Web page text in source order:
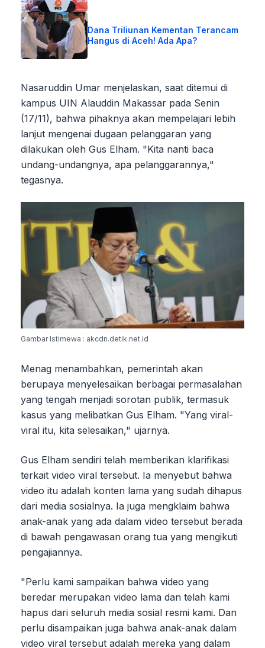
Dana Triliunan Kementan Terancam
Hangus di Aceh! Ada Apa?
Nasaruddin Umar menjelaskan, saat ditemui di
kampus UIN Alauddin Makassar pada Senin
(17/11), bahwa pihaknya akan mempelajari lebih
lanjut mengenai dugaan pelanggaran yang
dilakukan oleh Gus Elham. "Kita nanti baca
undang-undangnya, apa pelanggarannya,"
tegasnya.
Gambar Istimewa : akcdn.detik.net.id
Menag menambahkan, pemerintah akan
berupaya menyelesaikan berbagai permasalahan
yang tengah menjadi sorotan publik, termasuk
kasus yang melibatkan Gus Elham. "Yang viral-
viral itu, kita selesaikan," ujarnya.
Gus Elham sendiri telah memberikan klarifikasi
terkait video viral tersebut. Ia menyebut bahwa
video itu adalah konten lama yang sudah dihapus
dari media sosialnya. Ia juga mengklaim bahwa
anak-anak yang ada dalam video tersebut berada
di bawah pengawasan orang tua yang mengikuti
pengajiannya.
"Perlu kami sampaikan bahwa video yang
beredar merupakan video lama dan telah kami
hapus dari seluruh media sosial resmi kami. Dan
perlu disampaikan juga bahwa anak-anak dalam
video viral tersebut adalah mereka yang dalam